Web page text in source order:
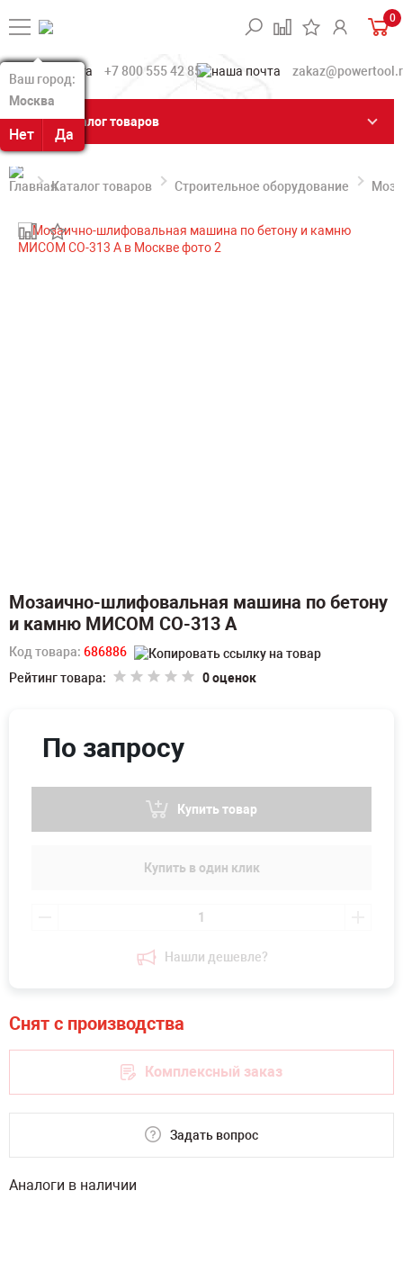
Ваш город:
Москва
Нет Да
Ваш город:
Москва
Нет Да
0
+7 800 555 42 85
Каталог товаров
Каталог товаров Строительное оборудование
Мозаично-шлифовальная машина по бетону
и камню МИСОМ СО-313 А
Код товара: 686886
Рейтинг товара:
0 оценок
Нашли дешевле?
По запросу
Купить товар
Купить в один клик
Комплексный заказ
Задать вопрос
Аналоги в наличии